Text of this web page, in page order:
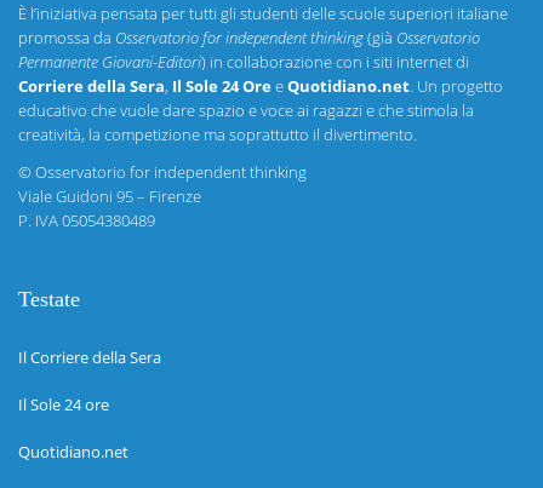
È l’iniziativa pensata per tutti gli studenti delle scuole superiori italiane
promossa da Osservatorio for independent thinking(già Osservatorio
Permanente Giovani-Editori) in collaborazione con i siti internet di
Corriere della Sera, Il Sole 24 OreeQuotidiano.net. Un progetto
educativo che vuole dare spazio e voce ai ragazzi e che stimola la
creatività, la competizione ma soprattutto il divertimento.
©Osservatorio for independent thinking
Viale Guidoni 95 – Firenze
P. IVA 05054380489
Testate
Il Corriere della Sera
Il Sole 24 ore
Quotidiano.net